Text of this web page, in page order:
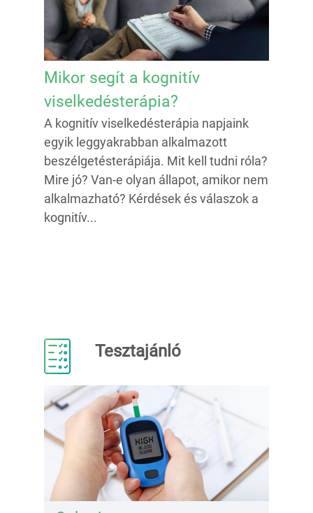
Mikor segít a kognitív
viselkedésterápia?
A kognitív viselkedésterápia napjaink
egyik leggyakrabban alkalmazott
beszélgetésterápiája. Mit kell tudni róla?
Mire jó? Van-e olyan állapot, amikor nem
alkalmazható? Kérdések és válaszok a
kognitív...
Tesztajánló